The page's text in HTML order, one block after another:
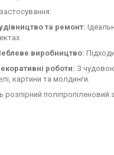
та ремонт:
виробництво:
роботи: З
картини та молдинги.
розпірний